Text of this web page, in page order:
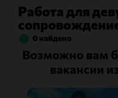
Работа для
0 найдено
Возможно вам
вакансии